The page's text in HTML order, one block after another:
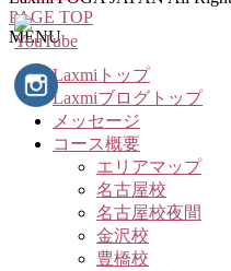
PAGE TOP
MENU
Laxmiトップ
Laxmiブログトップ
メッセージ
コース概要
エリアマップ
名古屋校
名古屋校夜間
金沢校
豊橋校